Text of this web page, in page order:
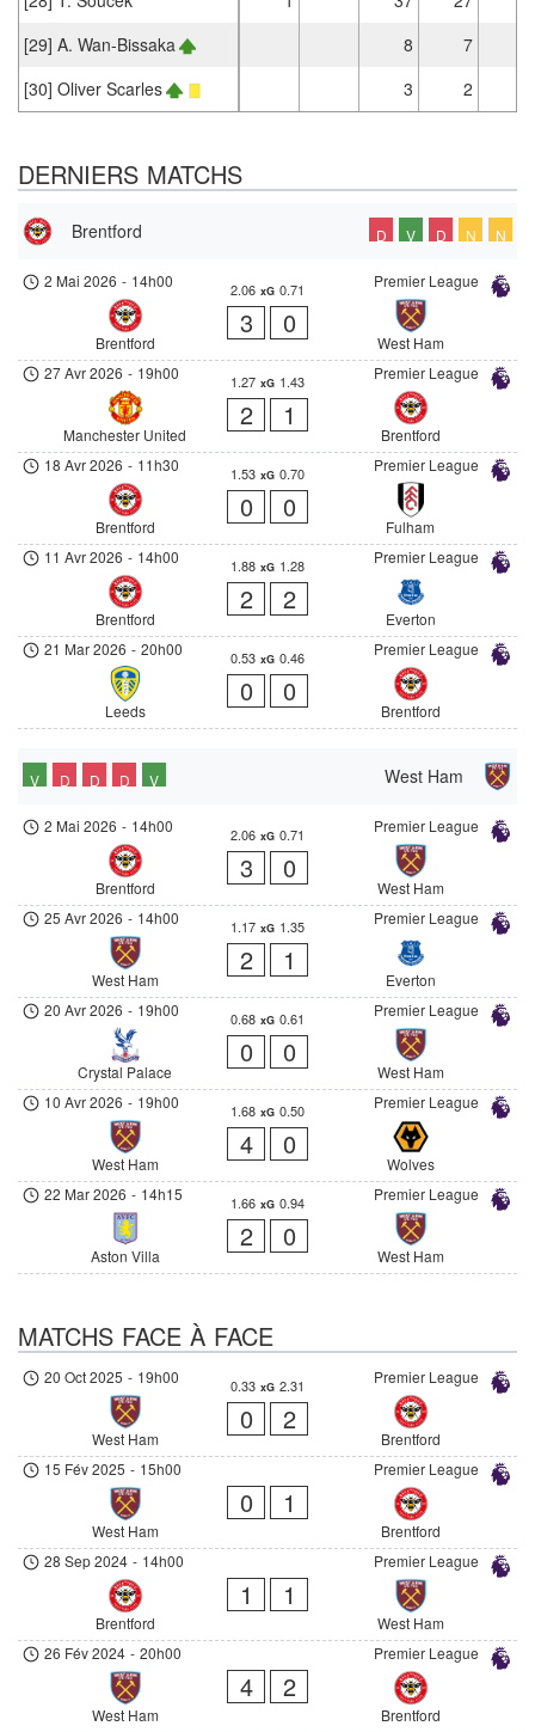
[29] A. Wan-Bissaka
8
7
[30] Oliver Scarles
3 2
DERNIERS MATCHS
Brentford D V D N N
Premier League
2 Mai 2026 - 14h00
Brentford
2.06 xG 0.71
3 0
West Ham
Premier League
27 Avr 2026 - 19h00
Manchester United
1.27 xG 1.43
2 1
Brentford
Premier League
18 Avr 2026 - 11h30
Brentford
1.53 xG 0.70
0 0
Fulham
Premier League
11 Avr 2026 - 14h00
Brentford
1.88 xG 1.28
2 2
Everton
Premier League
21 Mar 2026 - 20h00
Leeds
0.53 xG 0.46
0 0
Brentford
West Ham
V D D D V
Premier League
2 Mai 2026 - 14h00
Brentford
2.06 xG 0.71
3 0
West Ham
Premier League
25 Avr 2026 - 14h00
West Ham
1.17 xG 1.35
2 1
Everton
Premier League
20 Avr 2026 - 19h00
Crystal Palace
0.68 xG 0.61
0 0
West Ham
Premier League
10 Avr 2026 - 19h00
West Ham
1.68 xG 0.50
4 0
Wolves
Premier League
22 Mar 2026 - 14h15
Aston Villa
1.66 xG 0.94
2 0
West Ham
MATCHS FACE À FACE
Premier League
20 Oct 2025 - 19h00
West Ham
0.33 xG 2.31
0 2
Brentford
Premier League
15 Fév 2025 - 15h00
West Ham
0 1
Brentford
Premier League
28 Sep 2024 - 14h00
Brentford
1 1
West Ham
Premier League
26 Fév 2024 - 20h00
West Ham
4 2
Brentford